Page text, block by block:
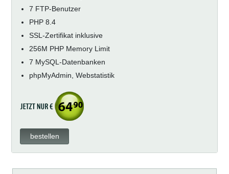
7 FTP-Benutzer
PHP 8.4
SSL-Zertifikat inklusive
256M PHP Memory Limit
7 MySQL-Datenbanken
phpMyAdmin, Webstatistik
bestellen